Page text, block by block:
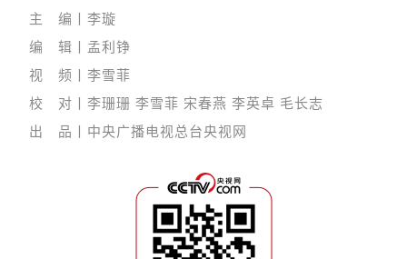
主 编丨李璇
编 辑丨孟利铮
视 频丨李雪菲
校 对丨李珊珊 李雪菲 宋春燕 李英卓 毛长志
出 品丨中央广播电视总台央视网